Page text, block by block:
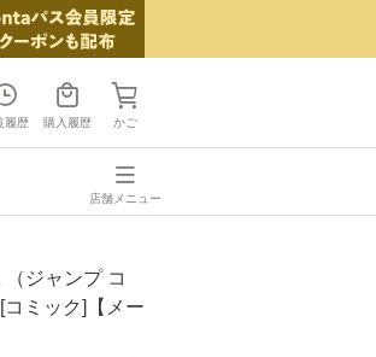
履歴 購入履歴 かご
店舗メニュー
（ジャンプ コ
コミック]【メー